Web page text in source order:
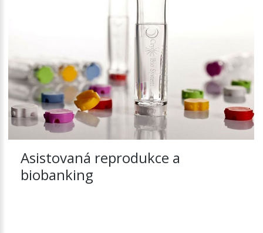
Asistovaná reprodukce a
biobanking